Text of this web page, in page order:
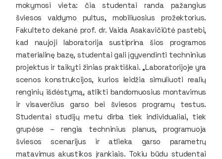
mokymosi vieta: čia studentai randa pažangius
šviesos valdymo pultus, mobiliuosius prožektorius.
Fakulteto dekanė prof. dr. Vaida Asakavičiūtė pastebi,
kad naujoji laboratorija sustiprina šios programos
materialinę bazę, studentai gali įgyvendinti techninius
projektus ir taikyti žinias praktiškai. „Laboratorijoje yra
scenos konstrukcijos, kurios leidžia simuliuoti realių
renginių išdėstymą, atlikti bandomuosius montavimus
ir visaverčius garso bei šviesos programų testus.
Studentai studijų metu dirba tiek individualiai, tiek
grupėse – rengia techninius planus, programuoja
šviesos scenarijus ir atlieka garso parametrų
matavimus akustikos įrankiais. Tokiu būdu studentai